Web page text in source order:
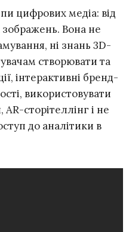
цифрових медіа: від
зображень. Вона не
ні знань 3D-
створювати та
інтерактивні бренд-
використовувати
сторітеллінг і не
до аналітики в